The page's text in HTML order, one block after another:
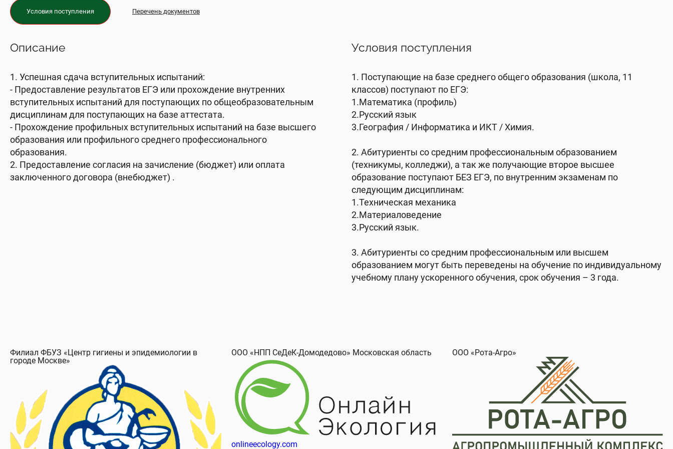
Условия поступления Перечень документов
Описание
1. Успешная сдача вступительных испытаний:
- Предоставление результатов ЕГЭ или прохождение внутренних
вступительных испытаний для поступающих по общеобразовательным
дисциплинам для поступающих на базе аттестата.
- Прохождение профильных вступительных испытаний на базе высшего
образования или профильного среднего профессионального
образования.
2. Предоставление согласия на зачисление (бюджет) или оплата
заключенного договора (внебюджет) .
Условия поступления
1. Поступающие на базе среднего общего образования (школа, 11
классов) поступают по ЕГЭ:
1.Математика (профиль)
2.Русский язык
3.География / Информатика и ИКТ / Химия.
2. Абитуриенты со средним профессиональным образованием
(техникумы, колледжи), а так же получающие второе высшее
образование поступают БЕЗ ЕГЭ, по внутренним экзаменам по
следующим дисциплинам:
1.Техническая механика
2.Материаловедение
3.Русский язык.
3. Абитуриенты со средним профессиональным или высшем
образованием могут быть переведены на обучение по индивидуальному
учебному плану ускоренного обучения, срок обучения – 3 года.
ООО «НПП СеДеК-Домодедово» Московская область
onlineecology.com
ООО «Рота-Агро» ООО ТК «Подмосковье»
tk-podmoskovye.ru